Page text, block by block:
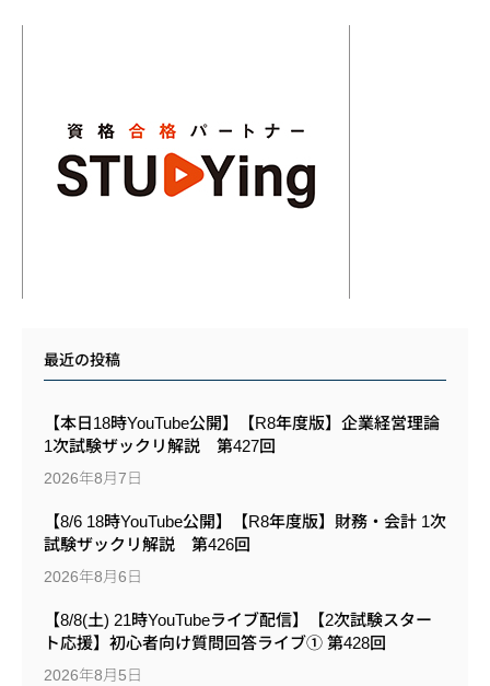
最近の投稿
【本日18時YouTube公開】【R8年度版】企業経営理論
1次試験ザックリ解説 第427回
2026年8月7日
【8/6 18時YouTube公開】【R8年度版】財務・会計 1次
試験ザックリ解説 第426回
2026年8月6日
【8/8(土) 21時YouTubeライブ配信】【2次試験スター
ト応援】初心者向け質問回答ライブ① 第428回
2026年8月5日